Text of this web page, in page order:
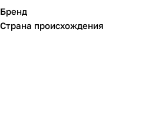
Бренд
Страна происхождения